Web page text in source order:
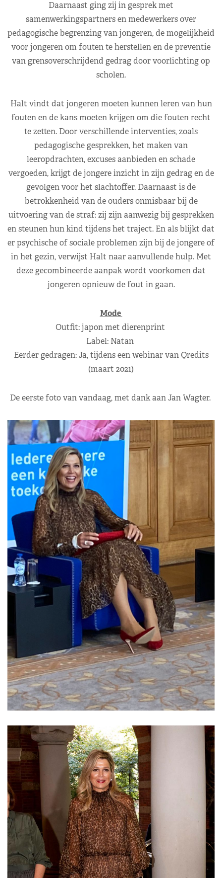
Daarnaast ging zij in gesprek met
samenwerkingspartners en medewerkers over
pedagogische begrenzing van jongeren, de mogelijkheid
voor jongeren om fouten te herstellen en de preventie
van grensoverschrijdend gedrag door voorlichting op
scholen.
Halt vindt dat jongeren moeten kunnen leren van hun
fouten en de kans moeten krijgen om die fouten recht
te zetten. Door verschillende interventies, zoals
pedagogische gesprekken, het maken van
leeropdrachten, excuses aanbieden en schade
vergoeden, krijgt de jongere inzicht in zijn gedrag en de
gevolgen voor het slachtoffer. Daarnaast is de
betrokkenheid van de ouders onmisbaar bij de
uitvoering van de straf: zij zijn aanwezig bij gesprekken
en steunen hun kind tijdens het traject. En als blijkt dat
er psychische of sociale problemen zijn bij de jongere of
in het gezin, verwijst Halt naar aanvullende hulp. Met
deze gecombineerde aanpak wordt voorkomen dat
jongeren opnieuw de fout in gaan.
Mode
Outfit: japon met dierenprint
Label: Natan
Eerder gedragen: Ja, tijdens een webinar van Qredits
(maart 2021)
De eerste foto van vandaag, met dank aan Jan Wagter.